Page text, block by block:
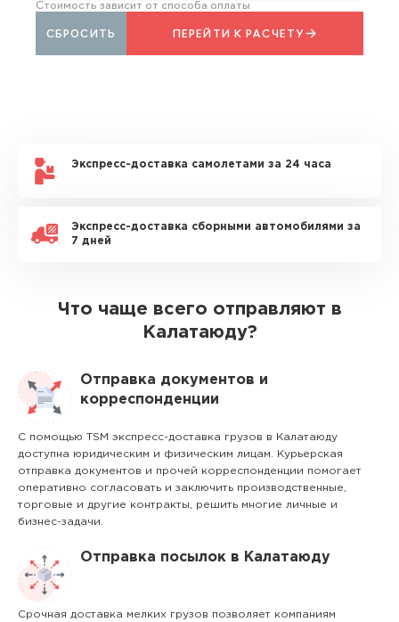
Стоимость зависит от способа оплаты
ПЕРЕЙТИ К РАСЧЕТУ
СБРОСИТЬ
Экспресс-доставка самолетами за 24 часа
Экспресс-доставка сборными автомобилями за
7 дней
Что чаще всего отправляют в
Калатаюду?
Отправка документов и
корреспонденции
С помощью TSM экспресс-доставка грузов в Калатаюду
доступна юридическим и физическим лицам. Курьерская
отправка документов и прочей корреспонденции помогает
оперативно согласовать и заключить производственные,
торговые и другие контракты, решить многие личные и
бизнес-задачи.
Отправка посылок в Калатаюду
Срочная доставка мелких грузов позволяет компаниям